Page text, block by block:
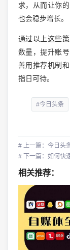
求，从而让你
也会稳步增长。
通过以上这些
数量，提升账
善用推荐机制
指日可待。
#今日头条
# 上一篇：今日头
# 下一篇：如何快
相关推荐：